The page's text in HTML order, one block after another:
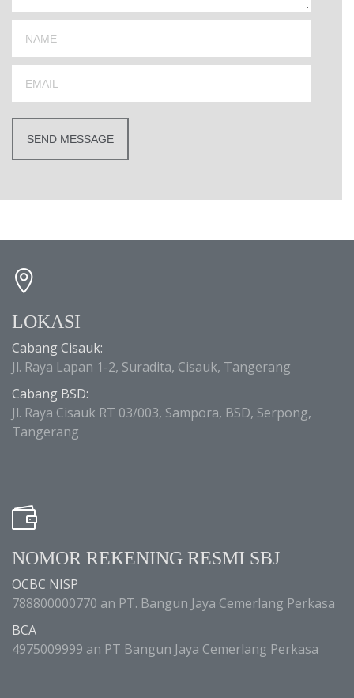
LOKASI
Cabang Cisauk:
Jl. Raya Lapan 1-2, Suradita, Cisauk, Tangerang
Cabang BSD:
Jl. Raya Cisauk RT 03/003, Sampora, BSD, Serpong,
Tangerang
NOMOR REKENING RESMI SBJ
OCBC NISP
788800000770 an PT. Bangun Jaya Cemerlang Perkasa
BCA
4975009999 an PT Bangun Jaya Cemerlang Perkasa